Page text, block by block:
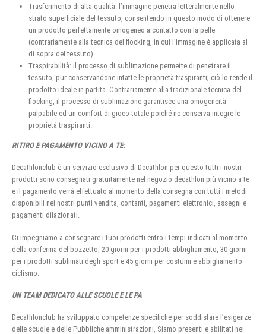
Trasferimento di alta qualità: l’immagine penetra letteralmente nello
strato superficiale del tessuto, consentendo in questo modo di ottenere
un prodotto perfettamente omogeneo a contatto con la pelle
(contrariamente alla tecnica del flocking, in cui l’immagine è applicata al
di sopra del tessuto).
Traspirabilità: il processo di sublimazione permette di penetrare il
tessuto, pur conservandone intatte le proprietà traspiranti; ciò lo rende il
prodotto ideale in partita. Contrariamente alla tradizionale tecnica del
flocking, il processo di sublimazione garantisce una omogeneità
palpabile ed un comfort di gioco totale poiché ne conserva integre le
proprietà traspiranti.
RITIRO E PAGAMENTO VICINO A TE:
Decathlonclub è un servizio esclusivo di Decathlon per questo tutti i nostri
prodotti sono consegnati gratuitamente nel negozio decathlon più vicino a te
e il pagamento verrà effettuato al momento della consegna con tutti i metodi
disponibili nei nostri punti vendita, contanti, pagamenti elettronici, assegni e
pagamenti dilazionati.
Ci impegniamo a consegnare i tuoi prodotti entro i tempi indicati al momento
della conferma del bozzetto, 20 giorni per i prodotti abbigliamento, 30 giorni
per i prodotti sublimati degli sport e 45 giorni per costumi e abbigliamento
ciclismo.
UN TEAM DEDICATO ALLE SCUOLE E LE PA
Decathlonclub ha sviluppato competenze specifiche per soddisfare l’esigenze
delle scuole e delle Pubbliche amministrazioni, Siamo presenti e abilitati nei